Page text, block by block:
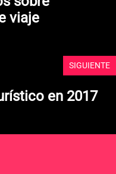
viaje
SIGUIENTE
en 2017